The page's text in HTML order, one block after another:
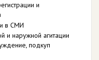
и
в СМИ
и наружной агитации
подкуп